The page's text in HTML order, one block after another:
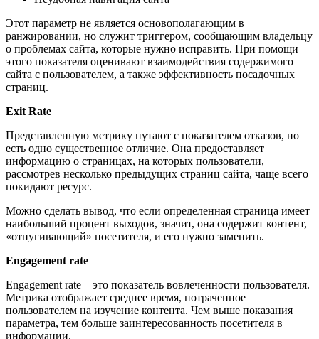
Этот параметр не является основополагающим в
ранжировании, но служит триггером, сообщающим владельцу
о проблемах сайта, которые нужно исправить. При помощи
этого показателя оценивают взаимодействия содержимого
сайта с пользователем, а также эффективность посадочных
страниц.
Exit Rate
Представленную метрику путают с показателем отказов, но
есть одно существенное отличие. Она предоставляет
информацию о страницах, на которых пользователи,
рассмотрев несколько предыдущих страниц сайта, чаще всего
покидают ресурс.
Можно сделать вывод, что если определенная страница имеет
наибольший процент выходов, значит, она содержит контент,
«отпугивающий» посетителя, и его нужно заменить.
Engagement rate
Engagement rate – это показатель вовлеченности пользователя.
Метрика отображает среднее время, потраченное
пользователем на изучение контента. Чем выше показания
параметра, тем больше заинтересованность посетителя в
информации.